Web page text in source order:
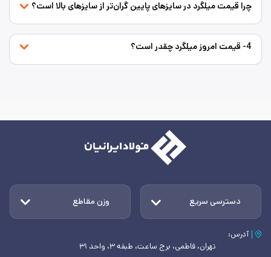
چرا قیمت میلگرد در سایزهای پایین گران‌تر از سایزهای بالا است؟
4- قیمت امروز میلگرد چقدر است؟
دسترسی سریع وزن مقاطع
آدرس:
تهران، فاطمی، برج ساعت، طبقه ۳، واحد ۳۱